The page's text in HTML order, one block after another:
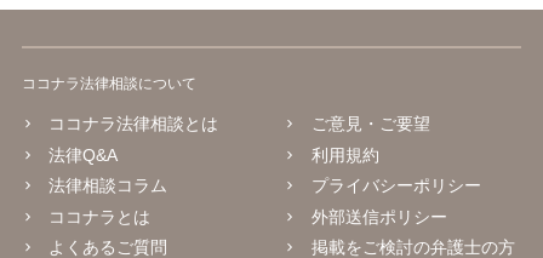
ココナラ法律相談について
ココナラ法律相談とは
法律Q&A
法律相談コラム
ココナラとは
よくあるご質問
ご意見・ご要望
利用規約
プライバシーポリシー
外部送信ポリシー
掲載をご検討の弁護士の方